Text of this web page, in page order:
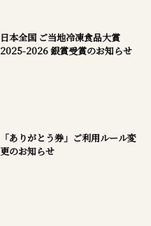
日本全国 ご当地冷凍食品大賞
2025-2026 銀賞受賞のお知らせ
「ありがとう券」ご利用ルール変
更のお知らせ